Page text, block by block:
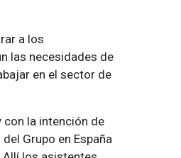
a los
las necesidades de
en el sector de
con la intención de
Grupo en España